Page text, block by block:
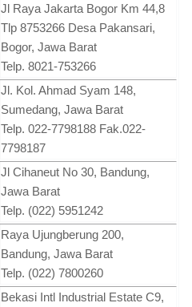
Jl Raya Jakarta Bogor Km 44,8
Tlp 8753266 Desa Pakansari,
Bogor, Jawa Barat
Telp. 8021-753266
Jl. Kol. Ahmad Syam 148,
Sumedang, Jawa Barat
Telp. 022-7798188 Fak.022-
7798187
Jl Cihaneut No 30, Bandung,
Jawa Barat
Telp. (022) 5951242
Raya Ujungberung 200,
Bandung, Jawa Barat
Telp. (022) 7800260
Bekasi Intl Industrial Estate C9,